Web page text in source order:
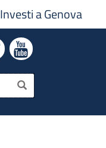
Investi a Genova
CERCA